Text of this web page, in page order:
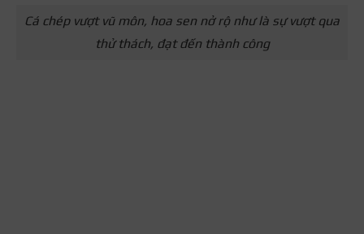
Cá chép vượt vũ môn, hoa sen nở rộ như là sự vượt qua
thử thách, đạt đến thành công